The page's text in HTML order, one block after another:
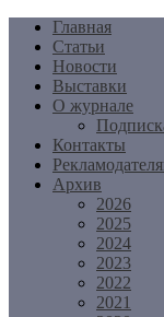
Перейти
содержимому
Главная
Статьи
Новости
Выставки
О журнале
Контакты
Архив
2026
2025
2024
2023
2022
2021